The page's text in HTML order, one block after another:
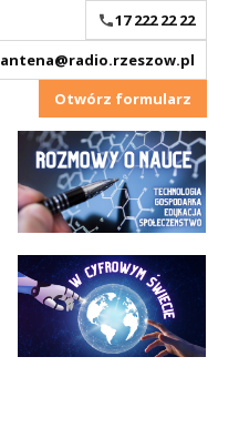
17 222 22 22
antena@radio.rzeszow.pl
Otwórz formularz